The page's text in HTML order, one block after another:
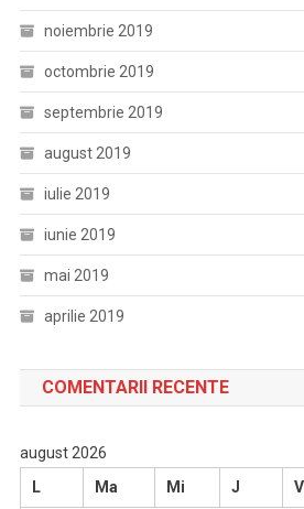
noiembrie 2019
octombrie 2019
septembrie 2019
august 2019
iulie 2019
iunie 2019
mai 2019
aprilie 2019
COMENTARII RECENTE
august 2026
L
Ma Mi J V